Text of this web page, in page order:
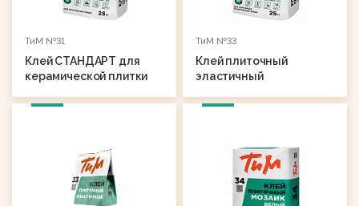
ТиМ №31
Клей СТАНДАРТ для
керамической плитки
ТиМ №33
Клей плиточный
эластичный